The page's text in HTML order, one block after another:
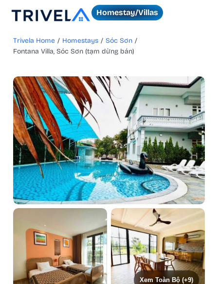
Homestay/Villas
Trivela Home / Homestays / Sóc Sơn /
Fontana Villa, Sóc Sơn (tạm dừng bán)
Xem Toàn Bộ (+9)